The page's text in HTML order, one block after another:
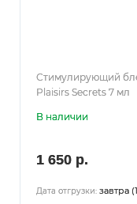
Стимулирующий
Plaisirs Secrets 7 мл
В наличии
1 650 р.
Дата отгрузки: завтра